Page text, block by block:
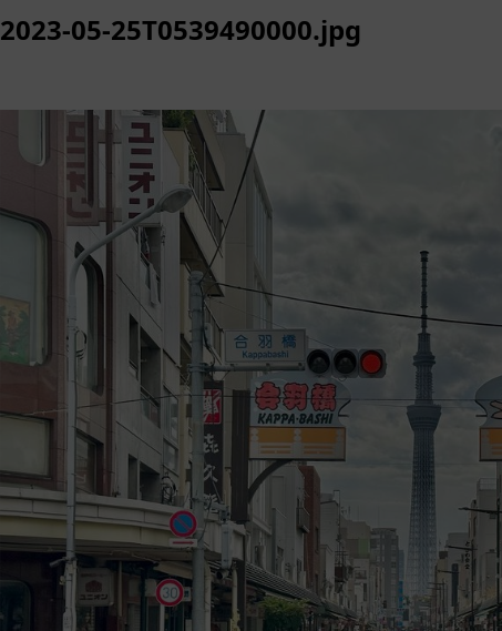
2023-05-25T0539490000.jpg